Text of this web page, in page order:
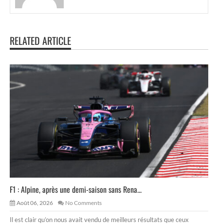
RELATED ARTICLE
F1 : Alpine, après une demi-saison sans Rena...
Août 06, 2026 No Comments
Il est clair qu’on nous avait vendu de meilleurs résultats que ceux